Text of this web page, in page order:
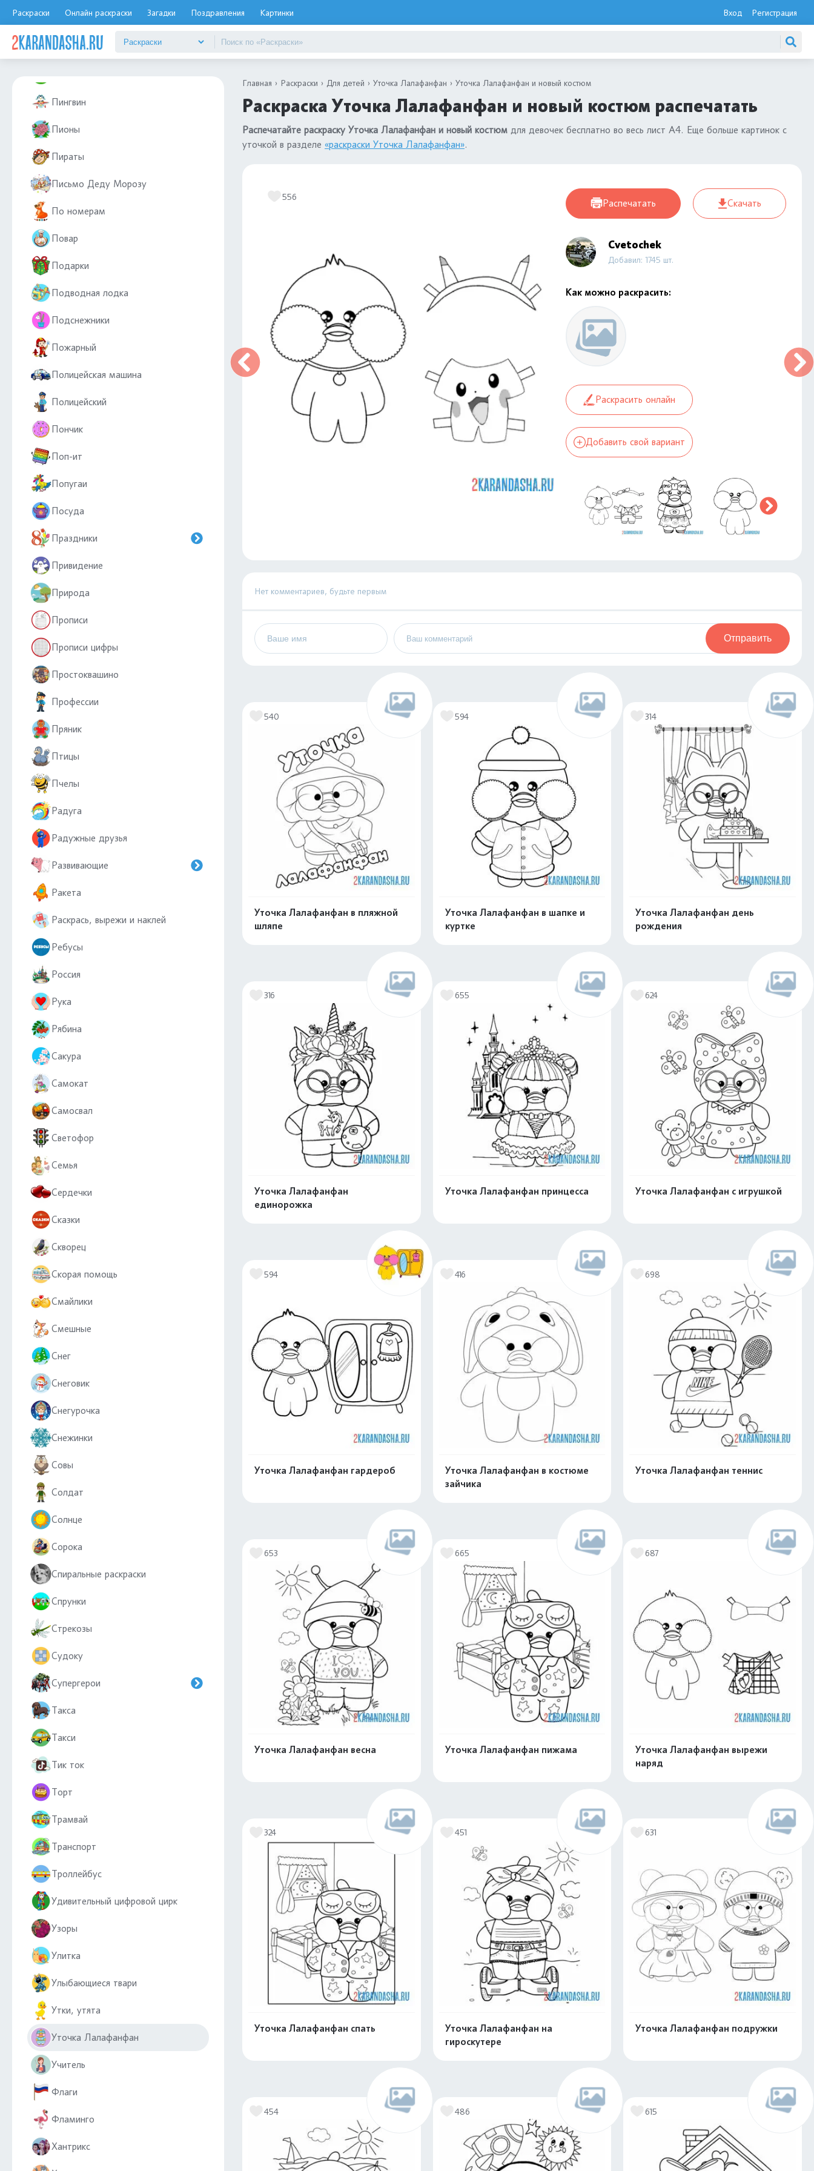
Раскраски Онлайн раскраски Загадки Поздравления Картинки Вход Регистрация
Пейзаж
Пингвин
Пионы
Пираты
Письмо Деду Морозу
По номерам
Повар
Подарки
Подводная лодка
Подснежники
Пожарный
Полицейская машина
Полицейский
Пончик
Поп-ит
Попугаи
Посуда
Праздники
Привидение
Природа
Прописи
Прописи цифры
Простоквашино
Профессии
Пряник
Птицы
Пчелы
Радуга
Радужные друзья
Развивающие
Ракета
Раскрась, вырежи и наклей
Ребусы
Россия
Рука
Рябина
Сакура
Самокат
Самосвал
Светофор
Семья
Сердечки
Сказки
Скворец
Скорая помощь
Смайлики
Смешные
Снег
Снеговик
Снегурочка
Снежинки
Совы
Солдат
Солнце
Сорока
Спиральные раскраски
Спрунки
Стрекозы
Судоку
Супергерои
Такса
Такси
Тик ток
Торт
Трамвай
Транспорт
Троллейбус
Удивительный цифровой цирк
Узоры
Улитка
Улыбающиеся твари
Утки, утята
Уточка Лалафанфан
Учитель
Флаги
Фламинго
Хантрикс
Главная Раскраски Для детей Уточка Лалафанфан Уточка Лалафанфан и новый костюм
Раскраска Уточка Лалафанфан и новый костюм распечатать
Распечатайте раскраску Уточка Лалафанфан и новый костюм для девочек бесплатно во весь лист А4. Еще больше картинок с
уточкой в разделе «раскраски Уточка Лалафанфан».
556
Распечатать Скачать
Cvetochek
Добавил: 1745 шт.
Как можно раскрасить:
Раскрасить онлайн
Добавить свой вариант
Нет комментариев, будьте первым
Отправить
540
Уточка Лалафанфан в пляжной
шляпе
594
Уточка Лалафанфан в шапке и
куртке
314
Уточка Лалафанфан день
рождения
316
Уточка Лалафанфан
единорожка
Распечатать и скачать
655
Уточка Лалафанфан принцесса
624
Уточка Лалафанфан с игрушкой
594
Уточка Лалафанфан гардероб
416
Уточка Лалафанфан в костюме
зайчика
698
Уточка Лалафанфан теннис
653
Уточка Лалафанфан весна
665
Уточка Лалафанфан пижама
687
Уточка Лалафанфан вырежи
наряд
324
Уточка Лалафанфан спать
451
Уточка Лалафанфан на
гироскутере
631
Уточка Лалафанфан подружки
454 486 615